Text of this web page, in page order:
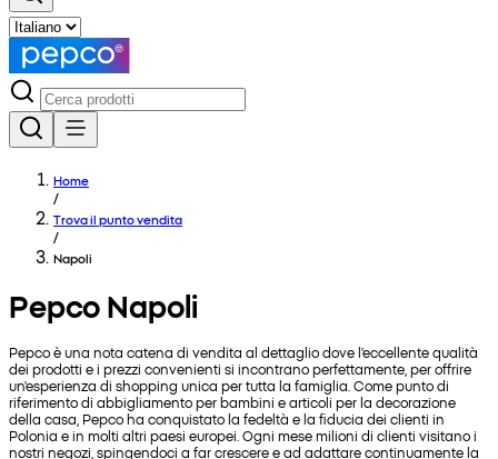
Home
/
Trova il punto vendita
/
Napoli
Pepco Napoli
Pepco è una nota catena di vendita al dettaglio dove l'eccellente qualità
dei prodotti e i prezzi convenienti si incontrano perfettamente, per offrire
un'esperienza di shopping unica per tutta la famiglia. Come punto di
riferimento di abbigliamento per bambini e articoli per la decorazione
della casa, Pepco ha conquistato la fedeltà e la fiducia dei clienti in
Polonia e in molti altri paesi europei. Ogni mese milioni di clienti visitano i
nostri negozi, spingendoci a far crescere e ad adattare continuamente la